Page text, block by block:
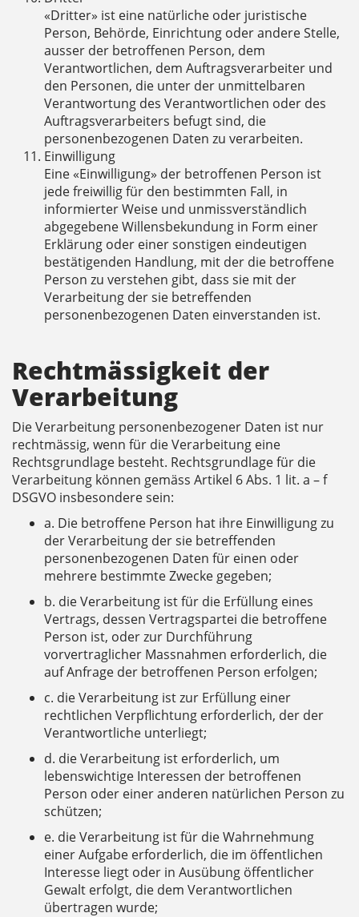
«Dritter» ist eine natürliche oder juristische
Person, Behörde, Einrichtung oder andere Stelle,
ausser der betroffenen Person, dem
Verantwortlichen, dem Auftragsverarbeiter und
den Personen, die unter der unmittelbaren
Verantwortung des Verantwortlichen oder des
Auftragsverarbeiters befugt sind, die
personenbezogenen Daten zu verarbeiten.
Einwilligung
Eine «Einwilligung» der betroffenen Person ist
jede freiwillig für den bestimmten Fall, in
informierter Weise und unmissverständlich
abgegebene Willensbekundung in Form einer
Erklärung oder einer sonstigen eindeutigen
bestätigenden Handlung, mit der die betroffene
Person zu verstehen gibt, dass sie mit der
Verarbeitung der sie betreffenden
personenbezogenen Daten einverstanden ist.
Rechtmässigkeit der
Verarbeitung
Die Verarbeitung personenbezogener Daten ist nur
rechtmässig, wenn für die Verarbeitung eine
Rechtsgrundlage besteht. Rechtsgrundlage für die
Verarbeitung können gemäss Artikel 6 Abs. 1 lit. a – f
DSGVO insbesondere sein:
a. Die betroffene Person hat ihre Einwilligung zu
der Verarbeitung der sie betreffenden
personenbezogenen Daten für einen oder
mehrere bestimmte Zwecke gegeben;
b. die Verarbeitung ist für die Erfüllung eines
Vertrags, dessen Vertragspartei die betroffene
Person ist, oder zur Durchführung
vorvertraglicher Massnahmen erforderlich, die
auf Anfrage der betroffenen Person erfolgen;
c. die Verarbeitung ist zur Erfüllung einer
rechtlichen Verpflichtung erforderlich, der der
Verantwortliche unterliegt;
d. die Verarbeitung ist erforderlich, um
lebenswichtige Interessen der betroffenen
Person oder einer anderen natürlichen Person zu
schützen;
e. die Verarbeitung ist für die Wahrnehmung
einer Aufgabe erforderlich, die im öffentlichen
Interesse liegt oder in Ausübung öffentlicher
Gewalt erfolgt, die dem Verantwortlichen
übertragen wurde;